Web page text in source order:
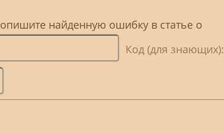
найденную ошибку в статье о
Код (для знающих):